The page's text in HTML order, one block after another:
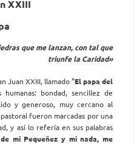
XXIII
que me lanzan, con tal que
triunfe la Caridad»
Juan XXIII, llamado “El papa del
bondad, sencillez de
y generoso, muy cercano al
fueron marcadas por una
y así lo refería en sus palabras
mi Pequeñez y mi nada, me